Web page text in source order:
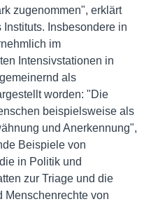
zugenommen", erklärt
Insbesondere in
im
Intensivstationen in
als
worden: "Die
beispielsweise als
und Anerkennung",
Beispiele von
in Politik und
zur Triage und die
Menschenrechte von